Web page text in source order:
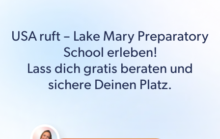
USAruft – Lake Mary Preparatory
School erleben!
Lass dich gratis beraten und
sichere Deinen Platz.